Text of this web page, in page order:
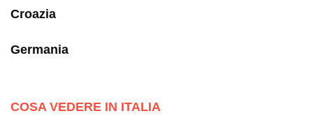
Croazia
Germania
COSA VEDERE IN ITALIA